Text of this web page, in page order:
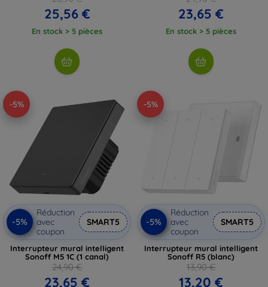
25,56 €
En stock > 5 pièces
23,65 €
En stock > 5 pièces
-5%
-5%
Réduction
avec
coupon
SMART5
Interrupteur mural intelligent
Sonoff M5 1C (1 canal)
24,90 €
23,65 €
-5%
-5%
Réduction
avec
coupon
SMART5
Interrupteur mural intelligent
Sonoff R5 (blanc)
13,90 €
13,20 €